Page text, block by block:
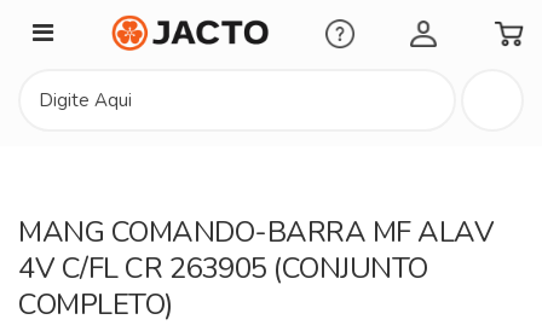
Minha Conta
MANG COMANDO-BARRA MF ALAV
4V C/FL CR 263905 (CONJUNTO
COMPLETO)